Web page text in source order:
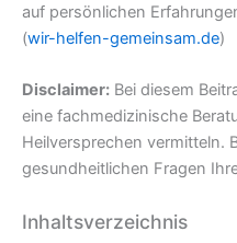
auf persönlichen
(wir-helfen-gemeinsam.de)
Disclaimer: Bei diesem
eine fachmedizinische
Heilversprechen vermitteln.
gesundheitlichen Fragen
Inhaltsverzeichnis